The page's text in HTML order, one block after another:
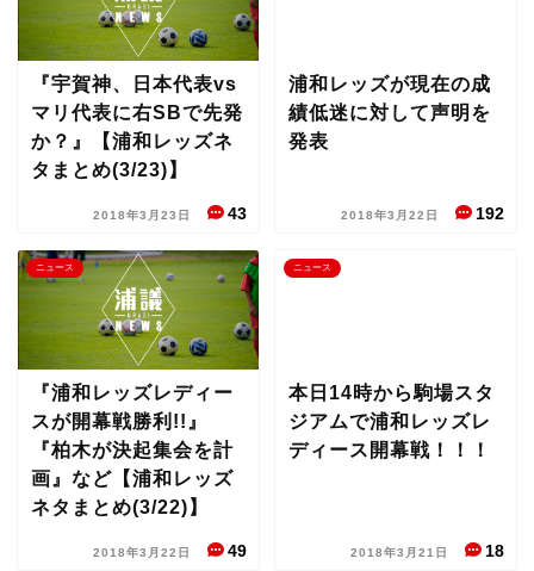
『宇賀神、日本代表vs
マリ代表に右SBで先発
か？』【浦和レッズネ
タまとめ(3/23)】
2018年3月23日 43
浦和レッズが現在の成
績低迷に対して声明を
発表
2018年3月22日 192
ニュース
『浦和レッズレディー
スが開幕戦勝利!!』
『柏木が決起集会を計
画』など【浦和レッズ
ネタまとめ(3/22)】
2018年3月22日 49
ニュース
本日14時から駒場スタ
ジアムで浦和レッズレ
ディース開幕戦！！！
2018年3月21日 18